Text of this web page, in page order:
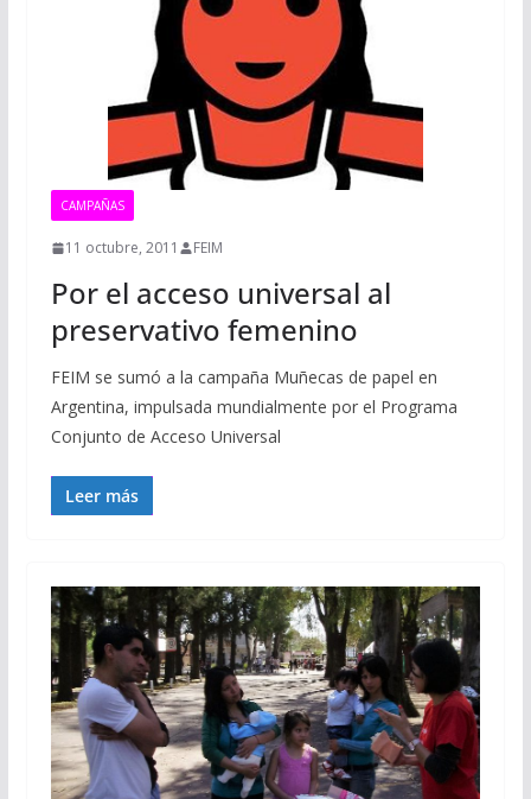
CAMPAÑAS
11 octubre, 2011 FEIM
Por el acceso universal al
preservativo femenino
FEIM se sumó a la campaña Muñecas de papel en
Argentina, impulsada mundialmente por el Programa
Conjunto de Acceso Universal
Leer más